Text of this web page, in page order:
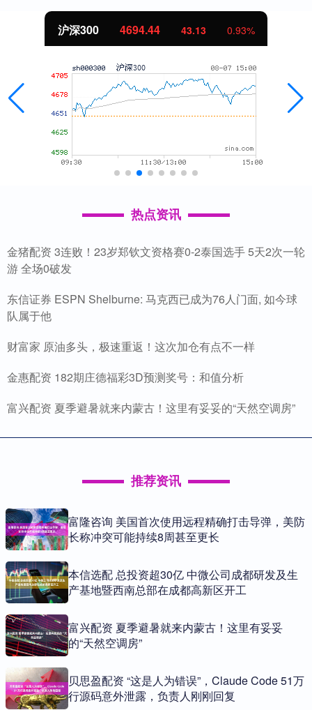
北证50 1134.24 11.37 1.01%
热点资讯
金猪配资 3连败！23岁郑钦文资格赛0-2泰国选手 5天2次一轮
游 全场0破发
东信证券 ESPN Shelburne: 马克西已成为76人门面, 如今球
队属于他
财富家 原油多头，极速重返！这次加仓有点不一样
金惠配资 182期庄德福彩3D预测奖号：和值分析
富兴配资 夏季避暑就来内蒙古！这里有妥妥的“天然空调房”
推荐资讯
富隆咨询 美国首次使用远程精确打击导弹，美防
长称冲突可能持续8周甚至更长
本信选配 总投资超30亿 中微公司成都研发及生
产基地暨西南总部在成都高新区开工
富兴配资 夏季避暑就来内蒙古！这里有妥妥
的“天然空调房”
贝思盈配资 “这是人为错误”，Claude Code 51万
行源码意外泄露，负责人刚刚回复